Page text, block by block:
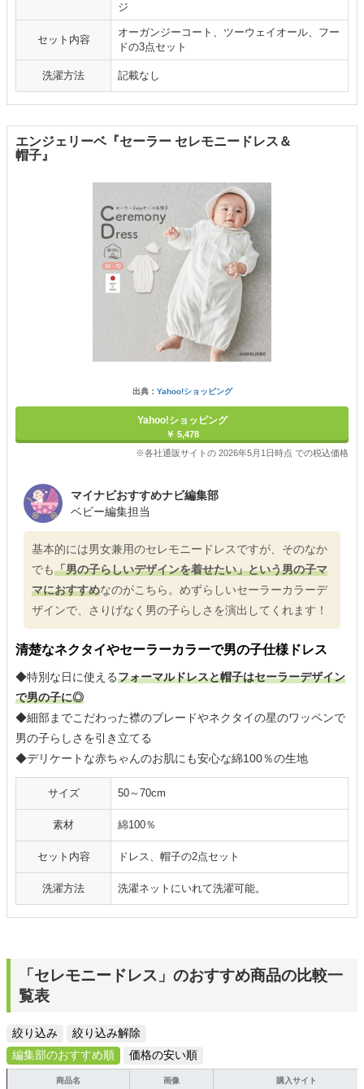
ジ
セット内容
オーガンジーコート、ツーウェイオール、フー
ドの3点セット
洗濯方法 記載なし
エンジェリーベ『セーラー セレモニードレス＆
帽子』
出典： Yahoo!ショッピング
Yahoo!ショッピング
￥ 5,478
※各社通販サイトの 2026年5月1日時点 での税込価格
マイナビおすすめナビ編集部
ベビー編集担当
基本的には男女兼用のセレモニードレスですが、そのなか
でも「男の子らしいデザインを着せたい」という男の子マ
マにおすすめなのがこちら。めずらしいセーラーカラーデ
ザインで、さりげなく男の子らしさを演出してくれます！
清楚なネクタイやセーラーカラーで男の子仕様ドレス
◆特別な日に使えるフォーマルドレスと帽子はセーラーデザイン
で男の子に◎
◆細部までこだわった襟のブレードやネクタイの星のワッペンで
男の子らしさを引き立てる
◆デリケートな赤ちゃんのお肌にも安心な綿100％の生地
サイズ 50～70cm
素材 綿100％
セット内容 ドレス、帽子の2点セット
洗濯方法 洗濯ネットにいれて洗濯可能。
「セレモニードレス」のおすすめ商品の比較一
覧表
絞り込み
絞り込み解除
編集部のおすすめ順
価格の安い順
商品名 画像 購入サイト